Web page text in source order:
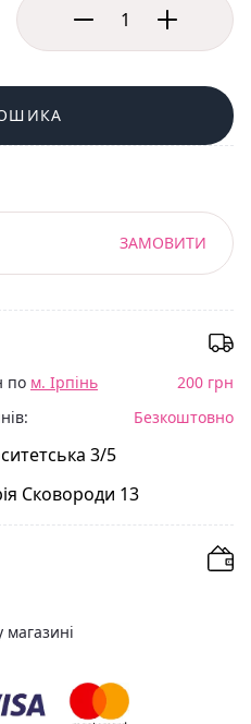
ЗАМОВИТИ
по м. Ірпінь
200 грн
Безкоштовно
3/5
Сковороди 13